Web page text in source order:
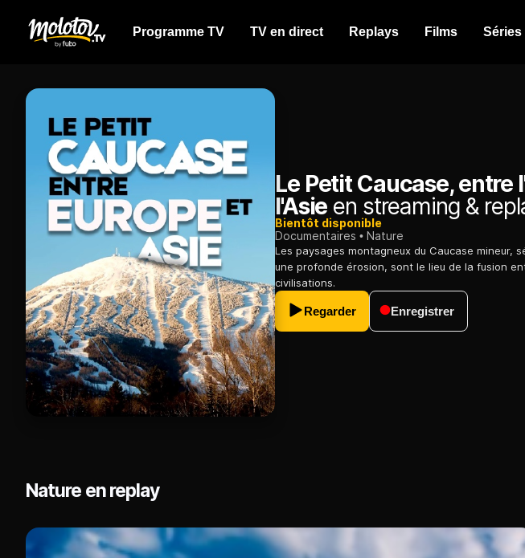
Programme TV TV en direct Replays Films Séries
Le Petit Caucase, entre
l'Asie en streaming &
Bientôt disponible
Documentaires
Nature
Les paysages montagneux du Caucase mineur,
une profonde érosion, sont le lieu de la fusion
civilisations.
Regarder Enregistrer
Nature en replay